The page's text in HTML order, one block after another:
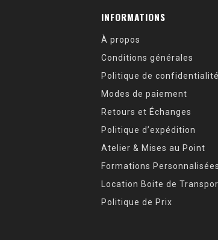
INFORMATIONS
À propos
Conditions générales
Politique de confidentialité
Modes de paiement
Retours et Échanges
Politique d’expédition
Atelier & Mises au Point
Formations Personnalisées
Location Boite de
Politique de Prix